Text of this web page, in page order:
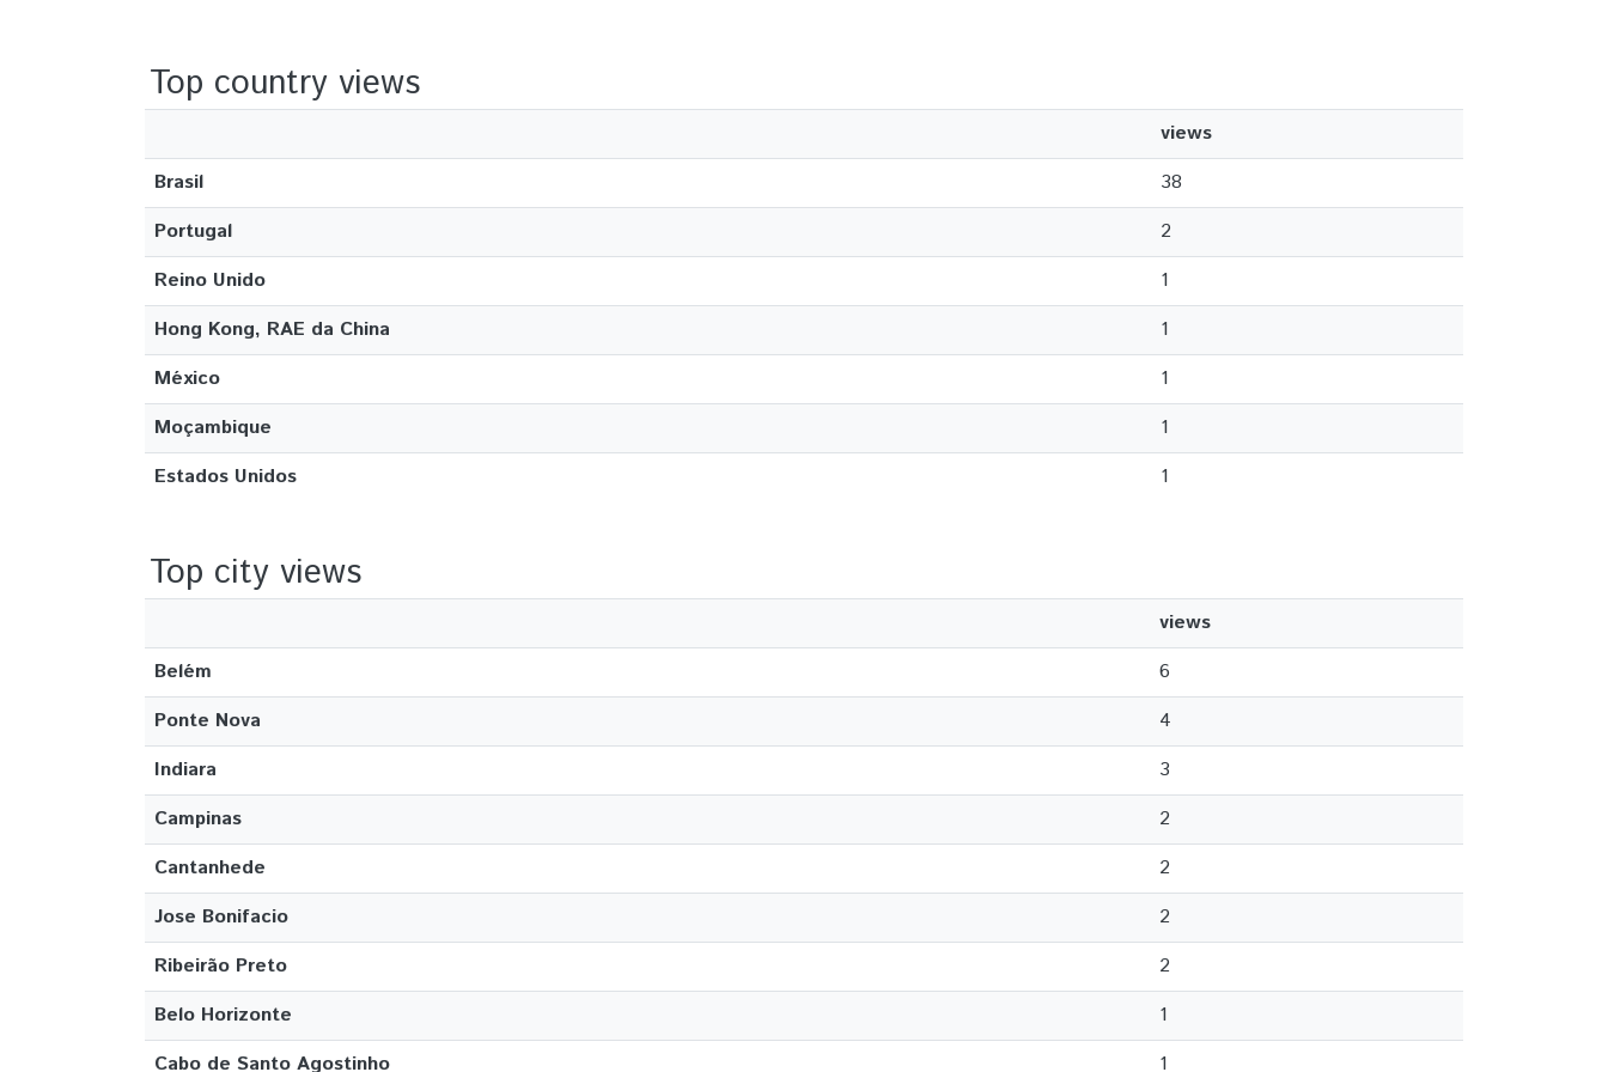
Top country views
views
Brasil
38
Portugal
2
Reino Unido
1
Hong Kong, RAE da China
1
México
1
Moçambique
1
Estados Unidos
1
Top city views
views
Belém
6
Ponte Nova
4
Indiara
3
Campinas
2
Cantanhede
2
Jose Bonifacio
2
Ribeirão Preto
2
Belo Horizonte
1
Cabo de Santo Agostinho
1